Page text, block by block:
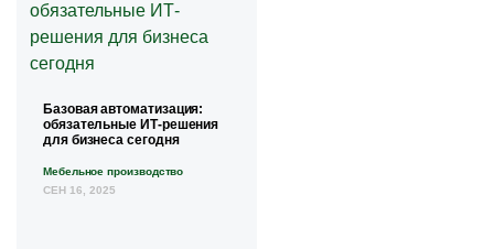
Базовая автоматизация:
обязательные ИТ-решения
для бизнеса сегодня
Мебельное производство
СЕН 16, 2025